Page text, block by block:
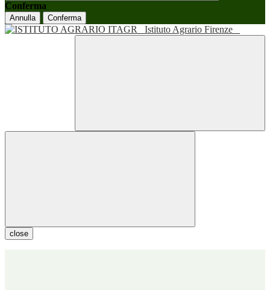
Conferma
Annulla Conferma
Istituto Agrario Firenze
close